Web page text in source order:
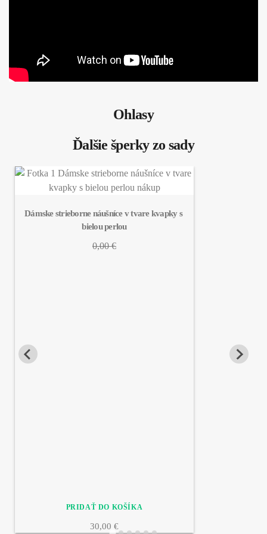
Ohlasy
Ďalšie šperky zo sady
Dámske strieborne náušníce v tvare kvapky s
bielou perlou
0,00 €
30,00 €